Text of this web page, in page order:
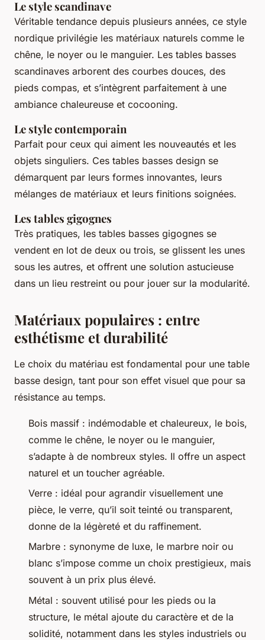
Le style scandinave
Véritable tendance depuis plusieurs années, ce style
nordique privilégie les matériaux naturels comme le
chêne, le noyer ou le manguier. Les tables basses
scandinaves arborent des courbes douces, des
pieds compas, et s’intègrent parfaitement à une
ambiance chaleureuse et cocooning.
Le style contemporain
Parfait pour ceux qui aiment les nouveautés et les
objets singuliers. Ces tables basses design se
démarquent par leurs formes innovantes, leurs
mélanges de matériaux et leurs finitions soignées.
Les tables gigognes
Très pratiques, les tables basses gigognes se
vendent en lot de deux ou trois, se glissent les unes
sous les autres, et offrent une solution astucieuse
dans un lieu restreint ou pour jouer sur la modularité.
Matériaux populaires : entre
esthétisme et durabilité
Le choix du matériau est fondamental pour une table
basse design, tant pour son effet visuel que pour sa
résistance au temps.
Bois massif : indémodable et chaleureux, le bois,
comme le chêne, le noyer ou le manguier,
s’adapte à de nombreux styles. Il offre un aspect
naturel et un toucher agréable.
Verre : idéal pour agrandir visuellement une
pièce, le verre, qu’il soit teinté ou transparent,
donne de la légèreté et du raffinement.
Marbre : synonyme de luxe, le marbre noir ou
blanc s’impose comme un choix prestigieux, mais
souvent à un prix plus élevé.
Métal : souvent utilisé pour les pieds ou la
structure, le métal ajoute du caractère et de la
solidité, notamment dans les styles industriels ou